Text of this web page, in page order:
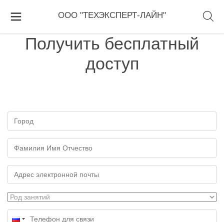
ООО "ТЕХЭКСПЕРТ-ЛАЙН"
Получить бесплатный
доступ